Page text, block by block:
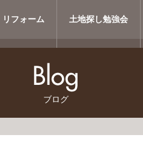
リフォーム 土地探し勉強会
ブログ